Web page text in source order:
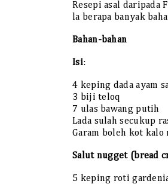
Resepi asal daripada
la berapa banyak
Bahan-bahan
Isi:
4 keping dada ayam
3 biji teloq
7 ulas bawang putih
Lada sulah secukup
Garam boleh kot kalo
Salut nugget (bread
5 keping roti